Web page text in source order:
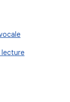
lecture